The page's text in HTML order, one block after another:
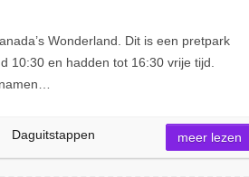
Wonderland. Dit is een pretpark
10:30 en hadden tot 16:30 vrije tijd.
Daguitstappen meer lezen